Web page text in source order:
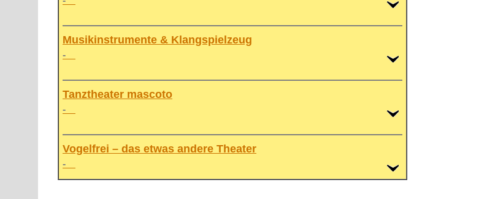
Musikinstrumente & Klangspielzeug
-
Tanztheater mascoto
-
Vogelfrei – das etwas andere Theater
-